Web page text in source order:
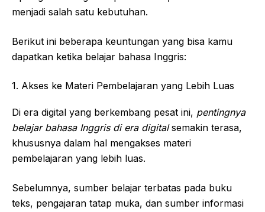
menjadi salah satu kebutuhan.
Berikut ini beberapa keuntungan yang bisa kamu
dapatkan ketika belajar bahasa Inggris:
1. Akses ke Materi Pembelajaran yang Lebih Luas
Di era digital yang berkembang pesat ini, pentingnya
belajar bahasa Inggris di era digitalsemakin terasa,
khususnya dalam hal mengakses materi
pembelajaran yang lebih luas.
Sebelumnya, sumber belajar terbatas pada buku
teks, pengajaran tatap muka, dan sumber informasi